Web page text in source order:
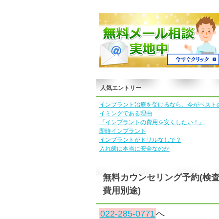
人気エントリー
インプラント治療を受けるなら、今がベスト
イミングである理由
『インプラントの費用を安くしたい！』
即時インプラント
インプラントがドリルなしで？
入れ歯は本当に安全なのか
無料カウンセリング予約(検
費用別途)
022-285-0771へ